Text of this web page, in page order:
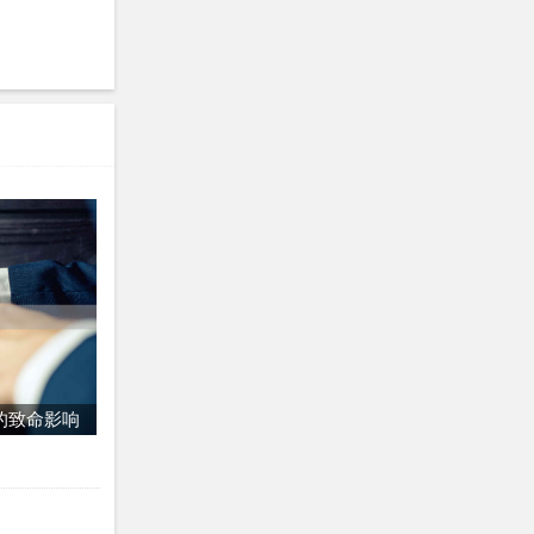
你必然知
行政（仅
工作不
），对公
致命影响